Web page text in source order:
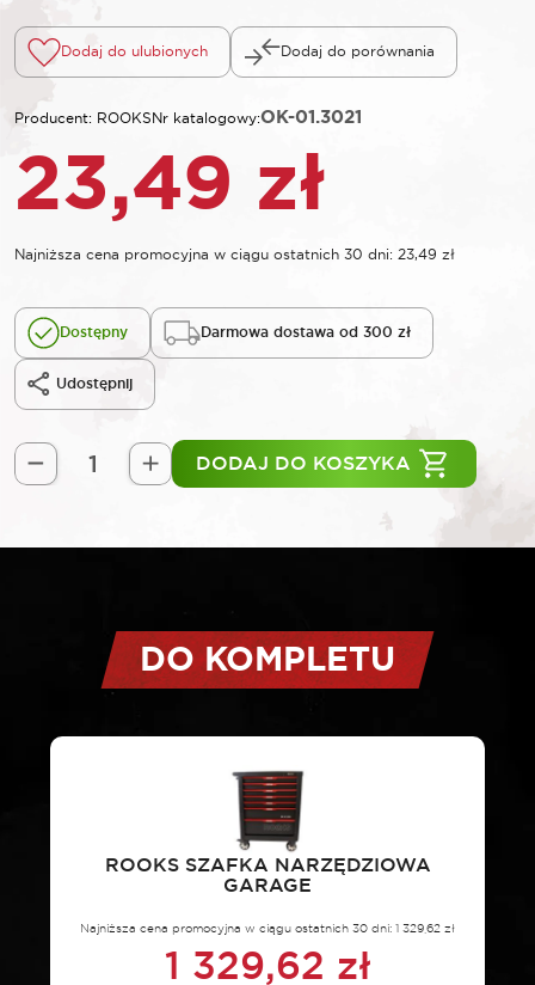
Dodaj do ulubionych Dodaj do porównania
Producent: ROOKSNr katalogowy:OK-01.3021
23,49 zł
Najniższa cena promocyjna w ciągu ostatnich 30 dni: 23,49 zł
Dostępny Darmowa dostawa od 300 zł
Udostępnij
ilość
do
szafek
DODAJ DO KOSZYKA
DO KOMPLETU
ROOKS SZAFKA NARZĘDZIOWA
GARAGE
Najniższa cena promocyjna w ciągu ostatnich 30 dni: 1 329,62 zł
1 329,62 zł